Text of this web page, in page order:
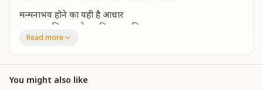
मन्मनाभव होने का यही है आधार
मन का मालिक बनने का दिलाता अधिकार
व्यर्थ संकल्प की समाप्ति होगी, अलबेलेपन से सदा मुक्ति होगी
पाँच स्वरूप के अभ्यास से आत्मा में शक्ति भरना है
शक्तिशाली संकल्प से विश्व परिवर्तन करना है
Read more
You might also like